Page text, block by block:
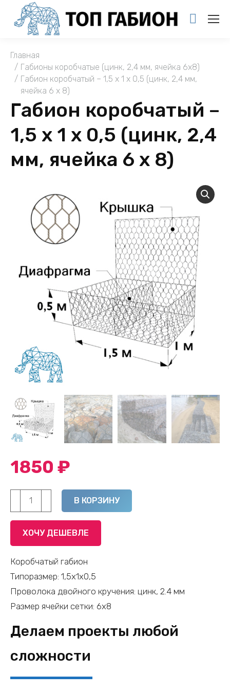
You are here:
Главная
Габионы коробчатые (цинк, 2,4 мм, ячейка 6х8)
Габион коробчатый – 1,5 х 1 х 0,5 (цинк, 2,4 мм,
ячейка 6 х 8)
Габион коробчатый –
1,5 х 1 х 0,5 (цинк, 2,4
мм, ячейка 6 х 8)
1850 ₽
Количество
товара
-
1,5
х
1
0,5
2,4
мм,
В КОРЗИНУ
ХОЧУ ДЕШЕВЛЕ
Коробчатый габион
Типоразмер: 1,5х1х0,5
Проволока двойного кручения: цинк, 2.4 мм
Размер ячейки сетки: 6х8
Делаем проекты любой
сложности